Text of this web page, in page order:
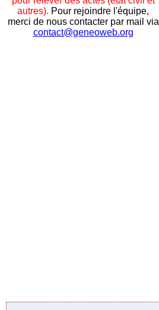
autres). Pour rejoindre l'équipe,
merci de nous contacter par mail via
contact@geneoweb.org